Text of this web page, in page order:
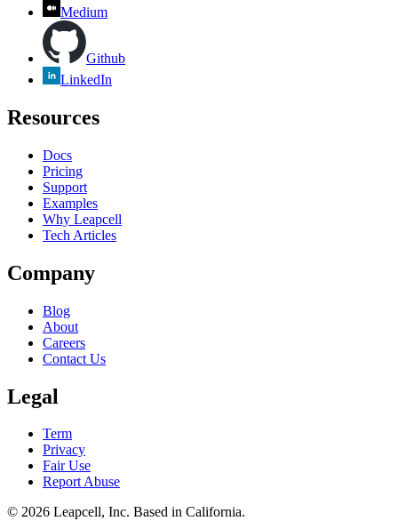
Medium
Github
LinkedIn
Resources
Docs
Pricing
Support
Examples
Why Leapcell
Tech Articles
Company
Blog
About
Careers
Contact Us
Legal
Term
Privacy
Fair Use
Report Abuse
© 2026 Leapcell, Inc. Based in California.